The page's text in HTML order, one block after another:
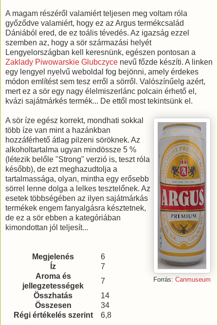
A magam részéről valamiért teljesen meg voltam róla
győződve valamiért, hogy ez az Argus termékcsalád
Dániából ered, de ez toális tévedés. Az igazság ezzel
szemben az, hogy a sör származási helyét
Lengyelországban kell keresnünk, egészen pontosan a
Zaklady Piwowarskie Glubczyce nevű főzde készíti. A linken
egy lengyel nyelvű weboldal fog bejönni, amely érdekes
módon említést sem tesz erről a sörről. Valószínűelg azért,
mert ez a sör egy nagy élelmiszerlánc polcain érhető el,
kvázi sajátmárkés termék... De ettől most tekintsünk el.
Forrás: Canmuseum
A sör íze egész korrekt, mondhati sokkal
több íze van mint a hazánkban
hozzáférhető átlag pilzeni söröknek. Az
alkoholtartalma ugyan mindössze 5 %
(létezik belőle "Strong" verzió is, teszt róla
később), de ezt meghazudtolja a
tartalmassága, olyan, mintha egy erősebb
sörrel lenne dolga a lelkes tesztelőnek. Az
esetek többségében az ilyen sajátmárkás
termékek engem fanyalgásra késztetnek,
de ez a sör ebben a kategóriában
kimondottan jól teljesít...
Megjelenés
6
Íz
7
Aroma és
jellegzetességek
7
Összhatás
14
Összesen
34
Régi értékelés szerint
6,8